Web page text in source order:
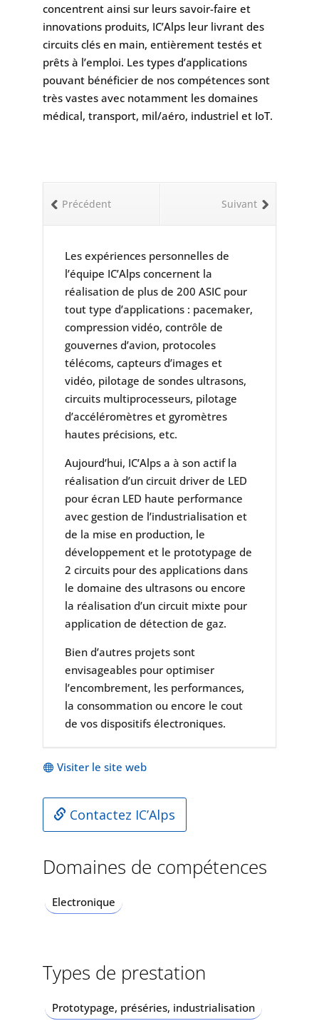
concentrent ainsi sur leurs savoir-faire et
innovations produits, IC’Alps leur livrant des
circuits clés en main, entièrement testés et
prêts à l’emploi. Les types d’applications
pouvant bénéficier de nos compétences sont
très vastes avec notamment les domaines
médical, transport, mil/aéro, industriel et IoT.
Suivant
Précédent
Les expériences personnelles de
l’équipe IC’Alps concernent la
réalisation de plus de 200 ASIC pour
tout type d’applications : pacemaker,
compression vidéo, contrôle de
gouvernes d’avion, protocoles
télécoms, capteurs d’images et
vidéo, pilotage de sondes ultrasons,
circuits multiprocesseurs, pilotage
d’accéléromètres et gyromètres
hautes précisions, etc.
Aujourd’hui, IC’Alps a à son actif la
réalisation d’un circuit driver de LED
pour écran LED haute performance
avec gestion de l’industrialisation et
de la mise en production, le
développement et le prototypage de
2 circuits pour des applications dans
le domaine des ultrasons ou encore
la réalisation d’un circuit mixte pour
application de détection de gaz.
Bien d’autres projets sont
envisageables pour optimiser
l’encombrement, les performances,
la consommation ou encore le cout
de vos dispositifs électroniques.
Visiter le site web
Contactez IC’Alps
Domaines de compétences
Electronique
Types de prestation
Prototypage, préséries, industrialisation